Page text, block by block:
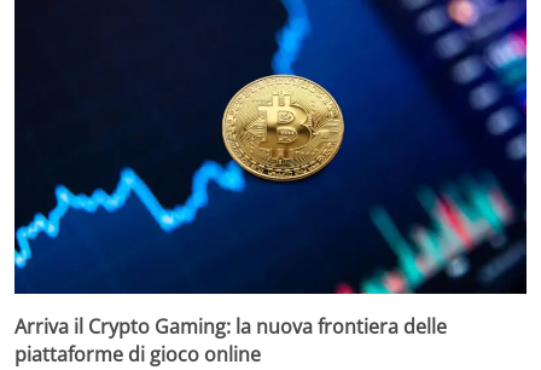
Arriva il Crypto Gaming: la nuova frontiera delle
piattaforme di gioco online